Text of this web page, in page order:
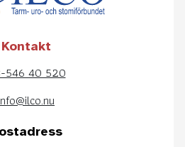
Kontakt
546 40 520